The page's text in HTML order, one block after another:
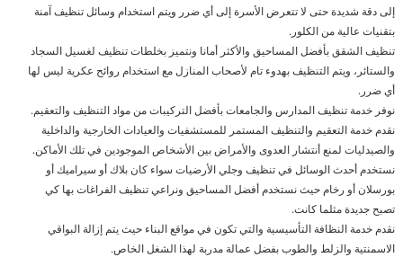
إلى دقة شديدة حتى لا تتعرض الأسرة إلى أي ضرر ويتم استخدام وسائل تنظيف آمنة
بتقنيات عالية من الكلور.
تنظيف الشقق بأفضل المساحيق والأكثر أمانا ونتميز بخلطات تنظيف لغسيل السجاد
والستائر، ويتم التنظيف بهدوء تام لأصحاب المنازل مع استخدام روائح عكرية ليس لها
أي ضرر.
نوفر خدمة تنظيف المدارس والجامعات بأفضل التركيبات من مواد التنظيف والتعقيم.
نقدم خدمة التعقيم والتنظيف المستمر للمستشفيات والعيادات الخارجية والداخلية
والصيدليات لمنع أنتشار العدوى والأمراض بين الأشخاص الموجودين في تلك الأماكن.
نستخدم أحدث الوسائل في تنظيف وجلي الأرضيات سواء كان بلاك أو سيراميك أو
بورسلان أو رخام حيث نستخدم أفضل المساحيق ونراعي تنظيف الفراغات بها كي
تصبح جديدة مثلما كانت.
نقدم خدمة النظافة التأسيسية والتي تكون في مواقع البناء حيث يتم إزالة البواقي
الاسمنتية والزلط والطوب بفضل عمالة مدربة لهذا الشغل الخاص.